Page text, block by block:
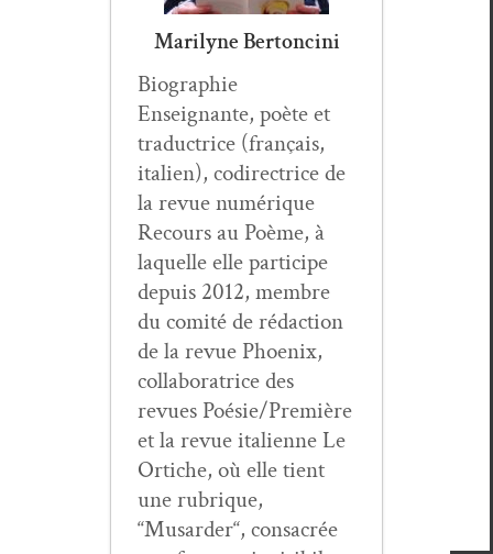
Marilyne Bertoncini
Biogra­phie
Enseignante, poète et
tra­duc­trice (français,
ital­ien), codi­rec­trice de
la revue numérique
Recours au Poème, à
laque­lle elle par­ticipe
depuis 2012, mem­bre
du comité de rédac­tion
de la revue Phoenix,
col­lab­o­ra­trice des
revues Poésie/Première
et la revue ital­i­enne Le
Ortiche, où elle tient
une rubrique,
“Musarder“, con­sacrée